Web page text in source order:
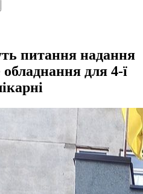
питання надання
для 4-ї